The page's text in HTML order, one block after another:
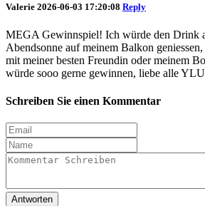
Valerie 2026-06-03 17:20:08 Reply
MEGA Gewinnspiel! Ich würde den Drink
Abendsonne auf meinem Balkon
mit meiner besten Freundin oder meinem
würde sooo gerne gewinnen, liebe alle
Schreiben Sie einen Kommentar
Antworten